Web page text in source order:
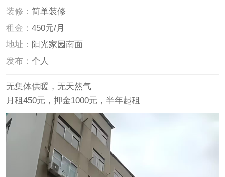
装修：简单装修
租金：450元/月
地址： 阳光家园南面
发布：个人
无集体供暖，无天然气
月租450元，押金1000元，半年起租